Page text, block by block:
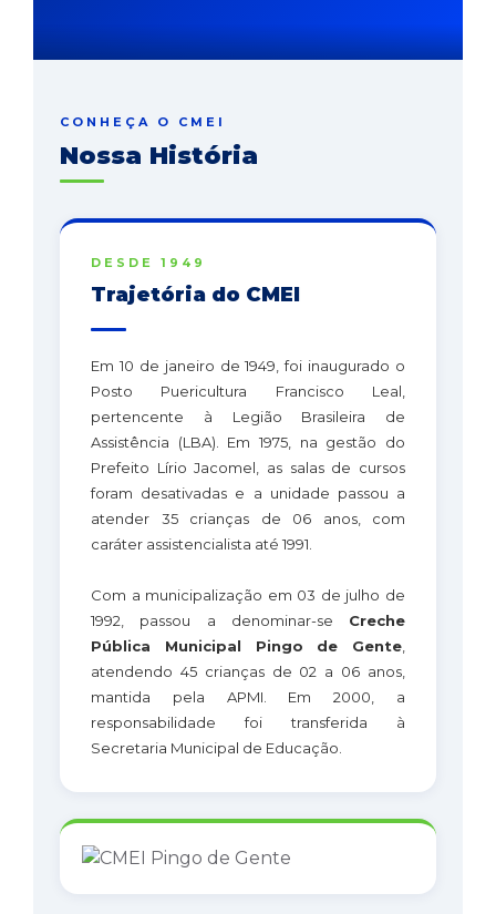
CONHEÇA O CMEI
Nossa História
DESDE 1949
Trajetória do CMEI
Em 10 de janeiro de 1949, foi inaugurado o
Posto Puericultura Francisco Leal,
pertencente à Legião Brasileira de
Assistência (LBA). Em 1975, na gestão do
Prefeito Lírio Jacomel, as salas de cursos
foram desativadas e a unidade passou a
atender 35 crianças de 06 anos, com
caráter assistencialista até 1991.
Com a municipalização em 03 de julho de
1992, passou a denominar-se Creche
Pública Municipal Pingo de Gente
atendendo 45 crianças de 02 a 06 anos,
mantida pela APMI. Em 2000, a
responsabilidade foi transferida à
Secretaria Municipal de Educação.